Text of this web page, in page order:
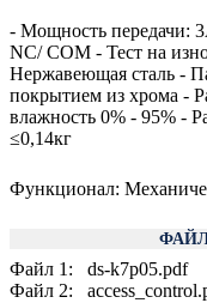
- Мощность передачи:
NC/ COM - Тест на
Нержавеющая сталь -
покрытием из хрома -
влажность 0% - 95% -
≤0,14кг
Функционал:
Файл 1 :
ds-k7p05.pdf
Файл 2: